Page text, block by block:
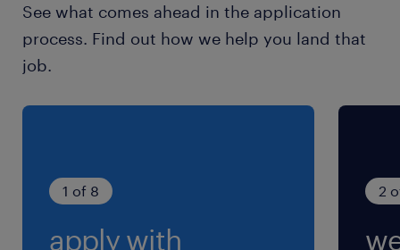
就業時間
8:30-17:15（実働7時間45分・休憩60分）
残業
See what comes ahead in the application
process. Find out how we help you land that
job.
1 of 8
apply with
2